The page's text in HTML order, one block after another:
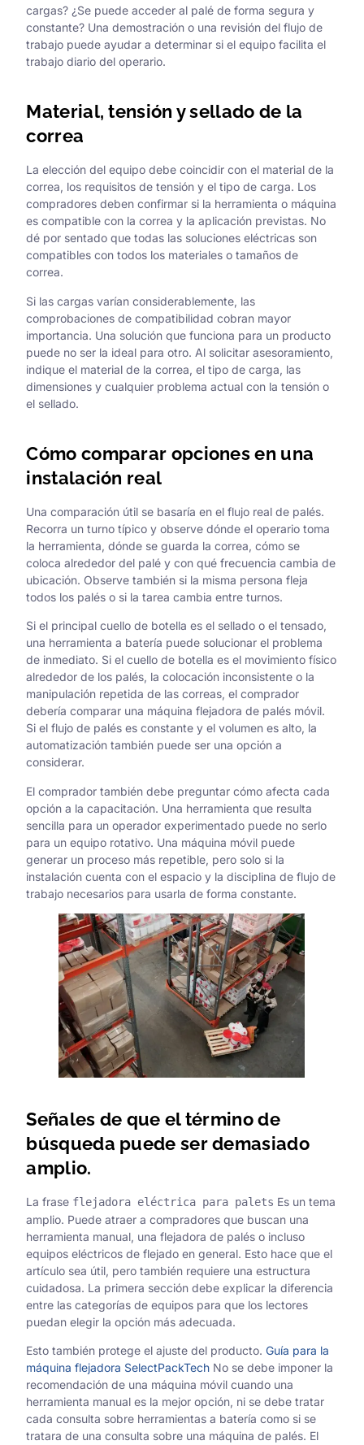
cargas? ¿Se puede acceder al palé de forma segura y
constante? Una demostración o una revisión del flujo de
trabajo puede ayudar a determinar si el equipo facilita el
trabajo diario del operario.
Material, tensión y sellado de la
correa
La elección del equipo debe coincidir con el material de la
correa, los requisitos de tensión y el tipo de carga. Los
compradores deben confirmar si la herramienta o máquina
es compatible con la correa y la aplicación previstas. No
dé por sentado que todas las soluciones eléctricas son
compatibles con todos los materiales o tamaños de
correa.
Si las cargas varían considerablemente, las
comprobaciones de compatibilidad cobran mayor
importancia. Una solución que funciona para un producto
puede no ser la ideal para otro. Al solicitar asesoramiento,
indique el material de la correa, el tipo de carga, las
dimensiones y cualquier problema actual con la tensión o
el sellado.
Cómo comparar opciones en una
instalación real
Una comparación útil se basaría en el flujo real de palés.
Recorra un turno típico y observe dónde el operario toma
la herramienta, dónde se guarda la correa, cómo se
coloca alrededor del palé y con qué frecuencia cambia de
ubicación. Observe también si la misma persona fleja
todos los palés o si la tarea cambia entre turnos.
Si el principal cuello de botella es el sellado o el tensado,
una herramienta a batería puede solucionar el problema
de inmediato. Si el cuello de botella es el movimiento físico
alrededor de los palés, la colocación inconsistente o la
manipulación repetida de las correas, el comprador
debería comparar una máquina flejadora de palés móvil.
Si el flujo de palés es constante y el volumen es alto, la
automatización también puede ser una opción a
considerar.
El comprador también debe preguntar cómo afecta cada
opción a la capacitación. Una herramienta que resulta
sencilla para un operador experimentado puede no serlo
para un equipo rotativo. Una máquina móvil puede
generar un proceso más repetible, pero solo si la
instalación cuenta con el espacio y la disciplina de flujo de
trabajo necesarios para usarla de forma constante.
Señales de que el término de
búsqueda puede ser demasiado
amplio.
La frase flejadora eléctrica para palets Es un tema
amplio. Puede atraer a compradores que buscan una
herramienta manual, una flejadora de palés o incluso
equipos eléctricos de flejado en general. Esto hace que el
artículo sea útil, pero también requiere una estructura
cuidadosa. La primera sección debe explicar la diferencia
entre las categorías de equipos para que los lectores
puedan elegir la opción más adecuada.
Esto también protege el ajuste del producto.Guía para la
máquina flejadora SelectPackTech No se debe imponer la
recomendación de una máquina móvil cuando una
herramienta manual es la mejor opción, ni se debe tratar
cada consulta sobre herramientas a batería como si se
tratara de una consulta sobre una máquina de palés. El